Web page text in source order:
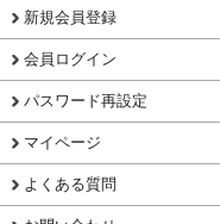
新規会員登録
会員ログイン
パスワード再設定
マイページ
よくある質問